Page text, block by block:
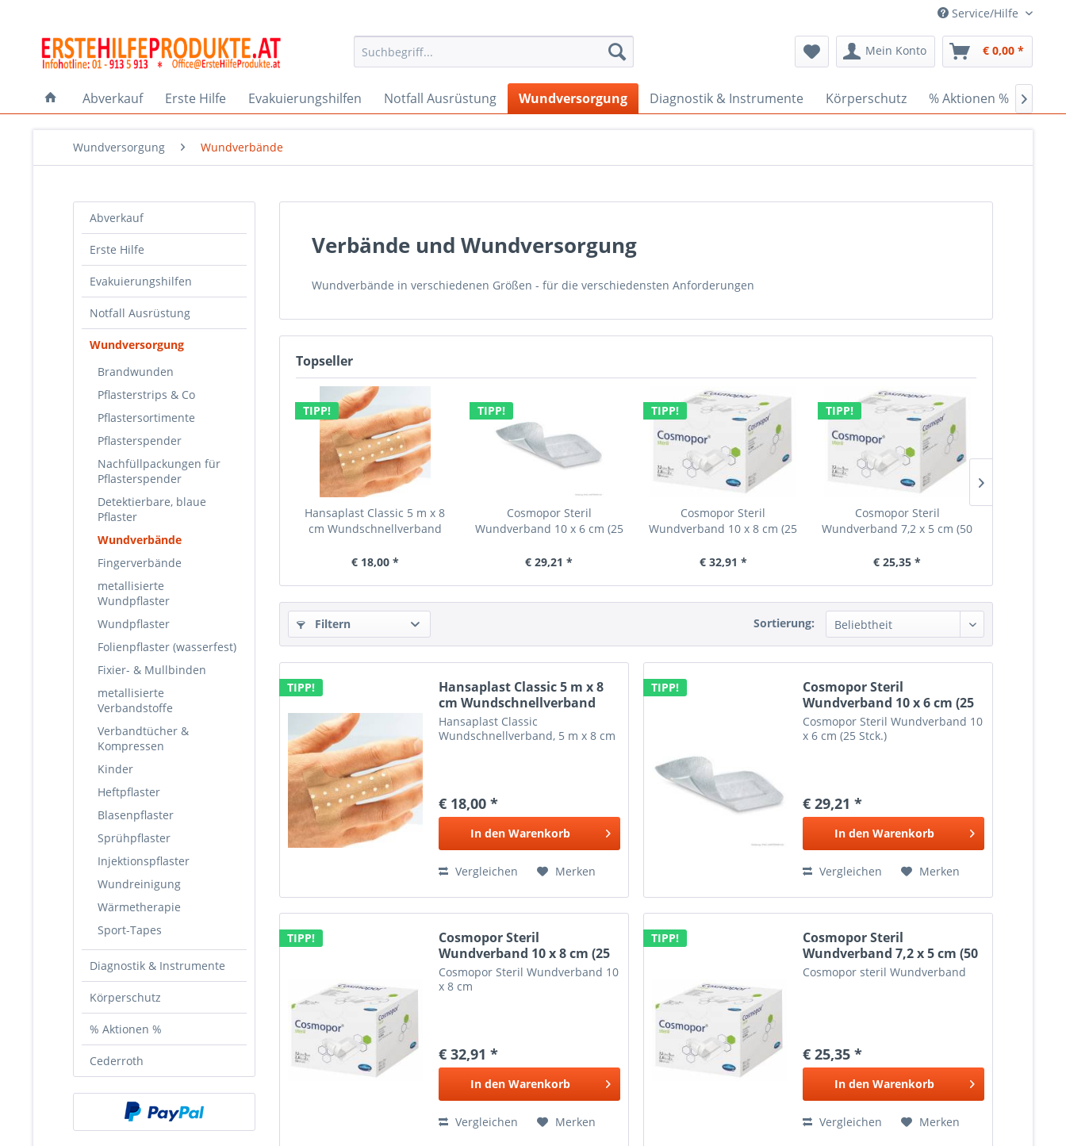
Service/Hilfe
Mein Konto € 0,00 *
Abverkauf Erste Hilfe Evakuierungshilfen Notfall Ausrüstung Wundversorgung Diagnostik & Instrumente Körperschutz % Aktionen % 
Wundversorgung Wundverbände
Abverkauf
Erste Hilfe
Evakuierungshilfen
Notfall Ausrüstung
Wundversorgung
Brandwunden
Pflasterstrips & Co
Pflastersortimente
Pflasterspender
Nachfüllpackungen für
Pflasterspender
Detektierbare, blaue
Pflaster
Wundverbände
Fingerverbände
metallisierte
Wundpflaster
Wundpflaster
Folienpflaster (wasserfest)
Fixier- & Mullbinden
metallisierte
Verbandstoffe
Verbandtücher &
Kompressen
Kinder
Heftpflaster
Blasenpflaster
Sprühpflaster
Injektionspflaster
Wundreinigung
Wärmetherapie
Sport-Tapes
Diagnostik & Instrumente
Körperschutz
% Aktionen %
Cederroth
Verbände und Wundversorgung
Wundverbände in verschiedenen Größen - für die verschiedensten Anforderungen
Topseller
TIPP!
Hansaplast Classic 5 m x 8
cm Wundschnellverband
€ 18,00 *
TIPP!
Cosmopor Steril
Wundverband 10 x 6 cm (25
€ 29,21 *
TIPP!
Cosmopor Steril
Wundverband 10 x 8 cm (25
€ 32,91 *
TIPP!
Cosmopor Steril
Wundverband 7,2 x 5 cm (50
€ 25,35 *
Filtern Sortierung:
TIPP!
Hansaplast Classic 5 m x 8
cm Wundschnellverband
Hansaplast Classic
Wundschnellverband, 5 m x 8 cm
€ 18,00 *
In den Warenkorb
Vergleichen Merken
TIPP!
Cosmopor Steril
Wundverband 10 x 6 cm (25
Stck.)
Cosmopor Steril Wundverband 10
x 6 cm (25 Stck.)
€ 29,21 *
In den Warenkorb
Vergleichen Merken
TIPP!
Cosmopor Steril
Wundverband 10 x 8 cm (25
Stck.)
Cosmopor Steril Wundverband 10
x 8 cm
€ 32,91 *
In den Warenkorb
Vergleichen Merken
TIPP!
Cosmopor Steril
Wundverband 7,2 x 5 cm (50
Stck.)
Cosmopor steril Wundverband
€ 25,35 *
In den Warenkorb
Vergleichen Merken